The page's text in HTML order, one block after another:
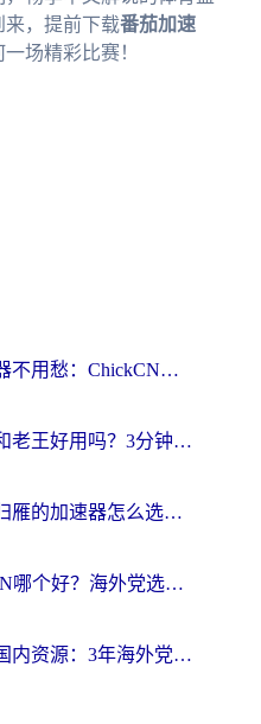
来，提前下载番茄加速
场精彩比赛！
海外党选回国加速器不用愁：ChickCN和洞见哪个好？一篇搞定所有疑问
海外党必看：迅游和老王好用吗？3分钟选对加速国内网络的加速器
海外党必看：类似归雁的加速器怎么选？一篇搞定无缝访问国内资源
斧牛和极速穿梭VPN哪个好？海外党选回国加速器必看的真实对比与避坑指南
北美回国无缝访问国内资源：3年海外党亲测的加速器选择指南